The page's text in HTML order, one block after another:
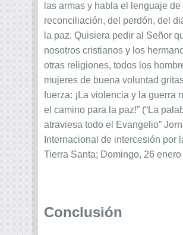
las armas y habla el lenguaje de
reconciliación, del perdón, del
la paz. Quisiera pedir al Señor
nosotros cristianos y los
otras religiones, todos los
mujeres de buena voluntad
fuerza: ¡La violencia y la guerra
el camino para la paz!” (“La
atraviesa todo el Evangelio”
Internacional de intercesión por
Tierra Santa; Domingo, 26 enero
Conclusión